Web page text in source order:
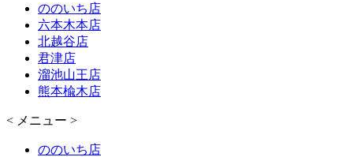
ののいち店
六本木本店
北越谷店
君津店
溜池山王店
熊本楡木店
< メニュー >
ののいち店